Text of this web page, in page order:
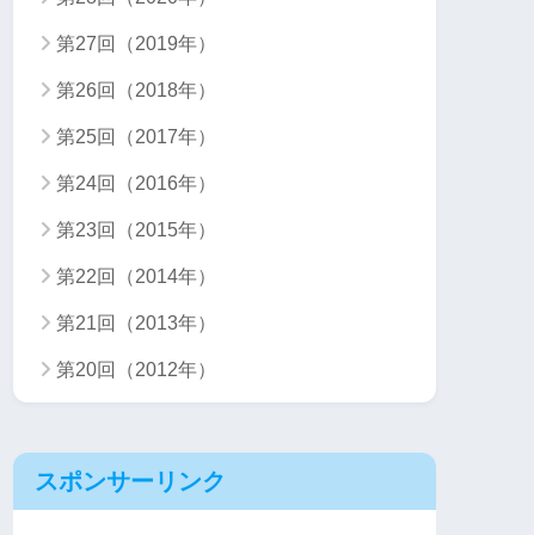
第27回（2019年）
第26回（2018年）
第25回（2017年）
第24回（2016年）
第23回（2015年）
第22回（2014年）
第21回（2013年）
第20回（2012年）
スポンサーリンク